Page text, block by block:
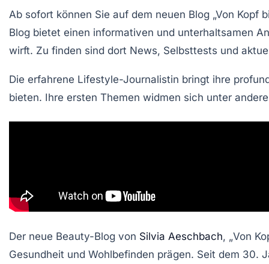
Ab sofort können Sie auf dem neuen Blog „Von Kopf
Blog bietet einen informativen und unterhaltsamen
wirft. Zu finden sind dort News, Selbsttests und
Die erfahrene Lifestyle-Journalistin bringt ihre
bieten. Ihre ersten Themen widmen sich unter
Der neue Beauty-Blog von Silvia Aeschbach, „Von
Gesundheit und Wohlbefinden prägen. Seit dem 30.